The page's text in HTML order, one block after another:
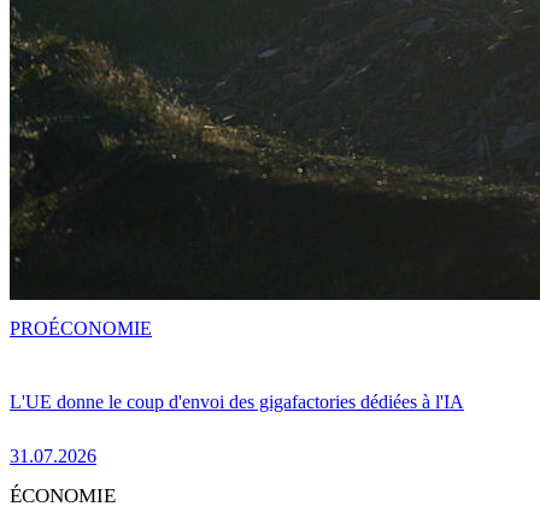
L'UE donne le coup d'envoi des gigafactories dédiées à l'IA
31.07.2026
PROÉCONOMIE
ÉCONOMIE